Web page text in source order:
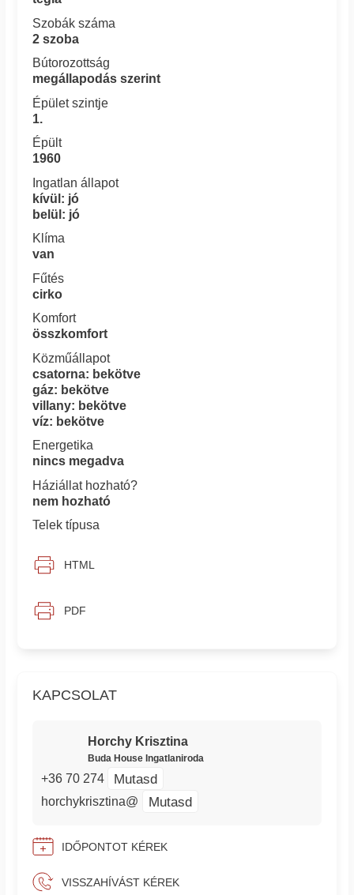
KAPCSOLAT
Horchy Krisztina
Buda House Ingatlaniroda
+36 70 274 Mutasd
horchykrisztina@ Mutasd
IDŐPONTOT KÉREK
VISSZAHÍVÁST KÉREK
Szobák száma
2 szoba
Bútorozottság
megállapodás szerint
Épület szintje
1.
Épült
1960
Ingatlan állapot
kívül: jó
belül: jó
Klíma
van
Fűtés
cirko
Komfort
összkomfort
Közműállapot
csatorna: bekötve
gáz: bekötve
villany: bekötve
víz: bekötve
Energetika
nincs megadva
Háziállat hozható?
nem hozható
Telek típusa
HTML
PDF